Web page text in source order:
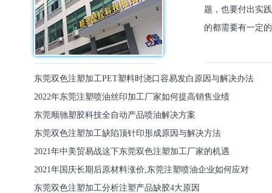
题，也要付出实
的都需要有一定
东莞双色注塑加工PET塑料时浇口容易发白原因与解决办法
2022年东莞注塑喷油丝印加工厂家如何提高销售业绩
东莞顺驰塑胶科技全自动产品喷油解决方案
东莞双色注塑加工缺陷顶针印形成原因与解决方法
2021年中美贸易战这下东莞双色注塑加工厂家的机遇
2021年国庆长期后原材料涨价,东莞注塑喷油企业如何应对
东莞双色注塑加工分析注塑产品缺胶4大原因